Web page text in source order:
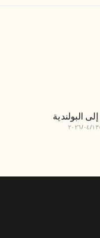
الكورية إلى البولندية
البولندية
١٣‏/٠٤‏/٢٠٢٦